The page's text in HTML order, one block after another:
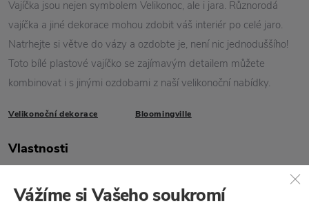
Vajíčka jsou nejen symbolem Velikonoc, ale i jara. Různorodá
vajíčka a jiné dekorace mohou zdobit váš interiér po celé jaro.
Natrhejte si větve do vázy a ozdobte je, není nic jednoduššího!
Toto bílé plastové vajíčko se zajímavým detailem můžete
kombinovat i s jinými ozdobami z naší velikonoční nabídky.
Velikonoční dekorace Bloomingville
Vlastnosti
27104042
Vážíme si Vašeho soukromí